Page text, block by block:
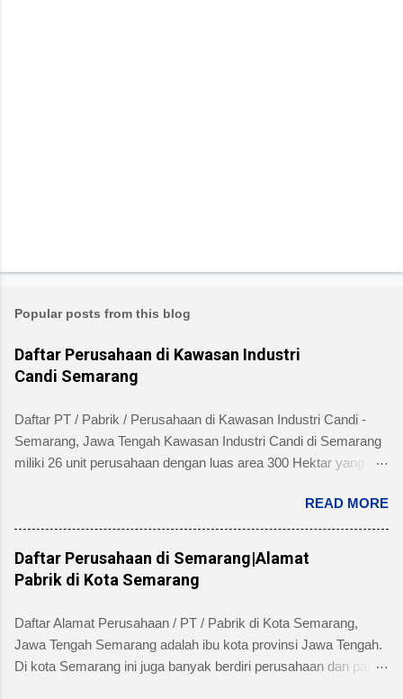
Popular posts from this blog
Daftar Perusahaan di Kawasan Industri
Candi Semarang
Daftar PT / Pabrik / Perusahaan di Kawasan Industri Candi -
Semarang, Jawa Tengah Kawasan Industri Candi di Semarang
miliki 26 unit perusahaan dengan luas area 300 Hektar yang
Kecamatan Ngaliyan dan memiliki fasilitas tanah yang siap
dibangun , jalan 20 s/d 30 meter, green belt, listrik , telepon , air,
security service dan memiliki kemudahan atau keuntungan
bebas banjir dan ideal untuk industri menengah dan besar untuk
alamat pengelola berada di Jl. Tambakaji II No. 7 Semarang
Perusahaan di Kawasan Industri Candi Semarang disertai
dengan informasi bidang usaha, alamat lengkap dan nomor
READ MORE
Daftar Perusahaan di Semarang|Alamat
Pabrik di Kota Semarang
Daftar Alamat Perusahaan / PT / Pabrik di Kota Semarang,
Jawa Tengah Semarang adalah ibu kota provinsi Jawa Tengah.
Di kota Semarang ini juga banyak berdiri perusahaan dan pabrik